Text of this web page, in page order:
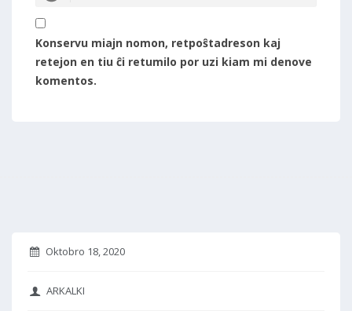
Konservu miajn nomon, retpoŝtadreson kaj
retejon en tiu ĉi retumilo por uzi kiam mi denove
komentos.
Oktobro 18, 2020
ARKALKI